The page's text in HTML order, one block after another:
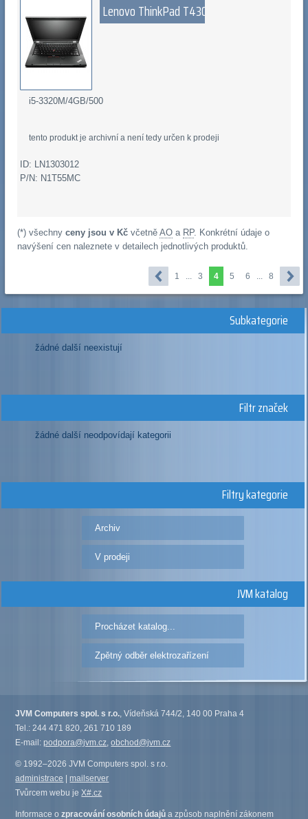
Lenovo ThinkPad T430
i5-3320M/4GB/500
tento produkt je archivní a není tedy určen k prodeji
ID: LN1303012
P/N: N1T55MC
(*) všechny ceny jsou v Kčvčetně AOa RP. Konkrétní údaje o
navýšení cen naleznete v detailech jednotlivých produktů.
1 ... 3 4 5 6 ... 8
Subkategorie
žádné další neexistují
Filtr značek
žádné další neodpovídají kategorii
Filtry kategorie
Archiv
V prodeji
JVM katalog
Procházet katalog...
Zpětný odběr elektrozařízení
JVM Computers spol. s r.o., Vídeňská 744/2, 140 00 Praha 4
Tel.: 244 471 820, 261 710 189
E-mail:podpora@jvm.cz,obchod@jvm.cz
© 1992–2026 JVM Computers spol. s r.o.
administrace |mailserver
Tvůrcem webu jeX#.cz
Informace ozpracování osobních údajů a způsob naplnění zákonem